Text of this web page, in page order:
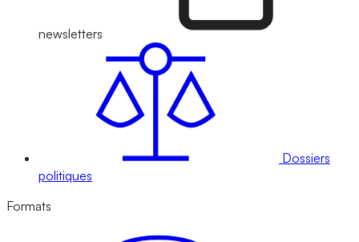
newsletters
Dossiers
politiques
Formats